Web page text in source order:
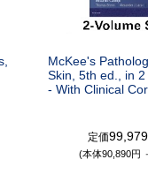
McKee's
Skin, 5th ed., in 2
- With Clinical
定価
(本体90,890円